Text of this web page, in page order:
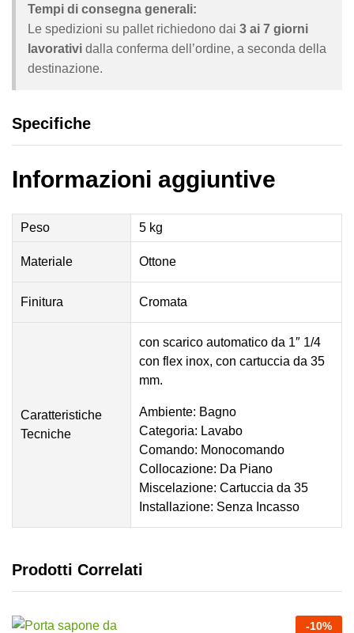
Tempi di consegna generali:
Le spedizioni su pallet richiedono dai 3 ai 7 giorni
lavorativi dalla conferma dell’ordine, a seconda della
destinazione.
Specifiche
Informazioni aggiuntive
Peso 5 kg
Materiale Ottone
Finitura Cromata
Caratteristiche
Tecniche
con scarico automatico da 1″ 1/4
con flex inox, con cartuccia da 35
mm.
Ambiente: Bagno
Categoria: Lavabo
Comando: Monocomando
Collocazione: Da Piano
Miscelazione: Cartuccia da 35
Installazione: Senza Incasso
Prodotti Correlati
-10%